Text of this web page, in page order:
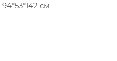
94*53*142 см